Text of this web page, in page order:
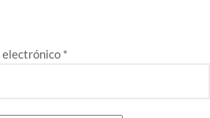
electrónico *